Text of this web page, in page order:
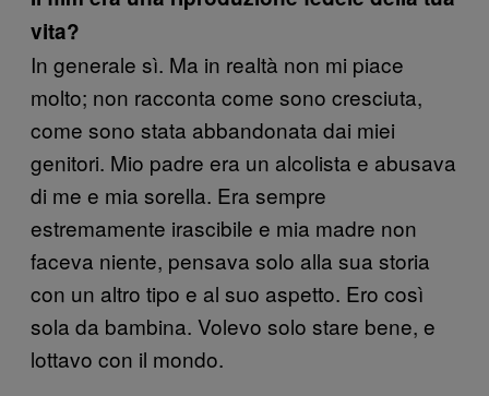
vita?
In generale sì. Ma in realtà non mi piace
molto; non racconta come sono cresciuta,
come sono stata abbandonata dai miei
genitori. Mio padre era un alcolista e abusava
di me e mia sorella. Era sempre
estremamente irascibile e mia madre non
faceva niente, pensava solo alla sua storia
con un altro tipo e al suo aspetto. Ero così
sola da bambina. Volevo solo stare bene, e
lottavo con il mondo.